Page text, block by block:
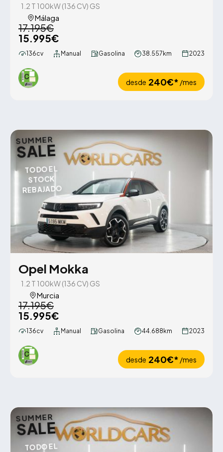
1.2 T 100kW (136 CV) GS
Málaga
17.195€
15.995€
136cv Manual Gasolina 38.557km 2023
desde 240€* /mes
SUMMER
SALE
TODO EL
STOCK
REBAJADO
Opel Mokka
1.2 T 100kW (136 CV) GS
Murcia
17.195€
15.995€
136cv Manual Gasolina 44.688km 2023
desde 240€* /mes
SUMMER
SALE
TODO EL